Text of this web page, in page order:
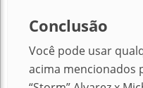
Conclusão
Você pode usar
acima mencionados